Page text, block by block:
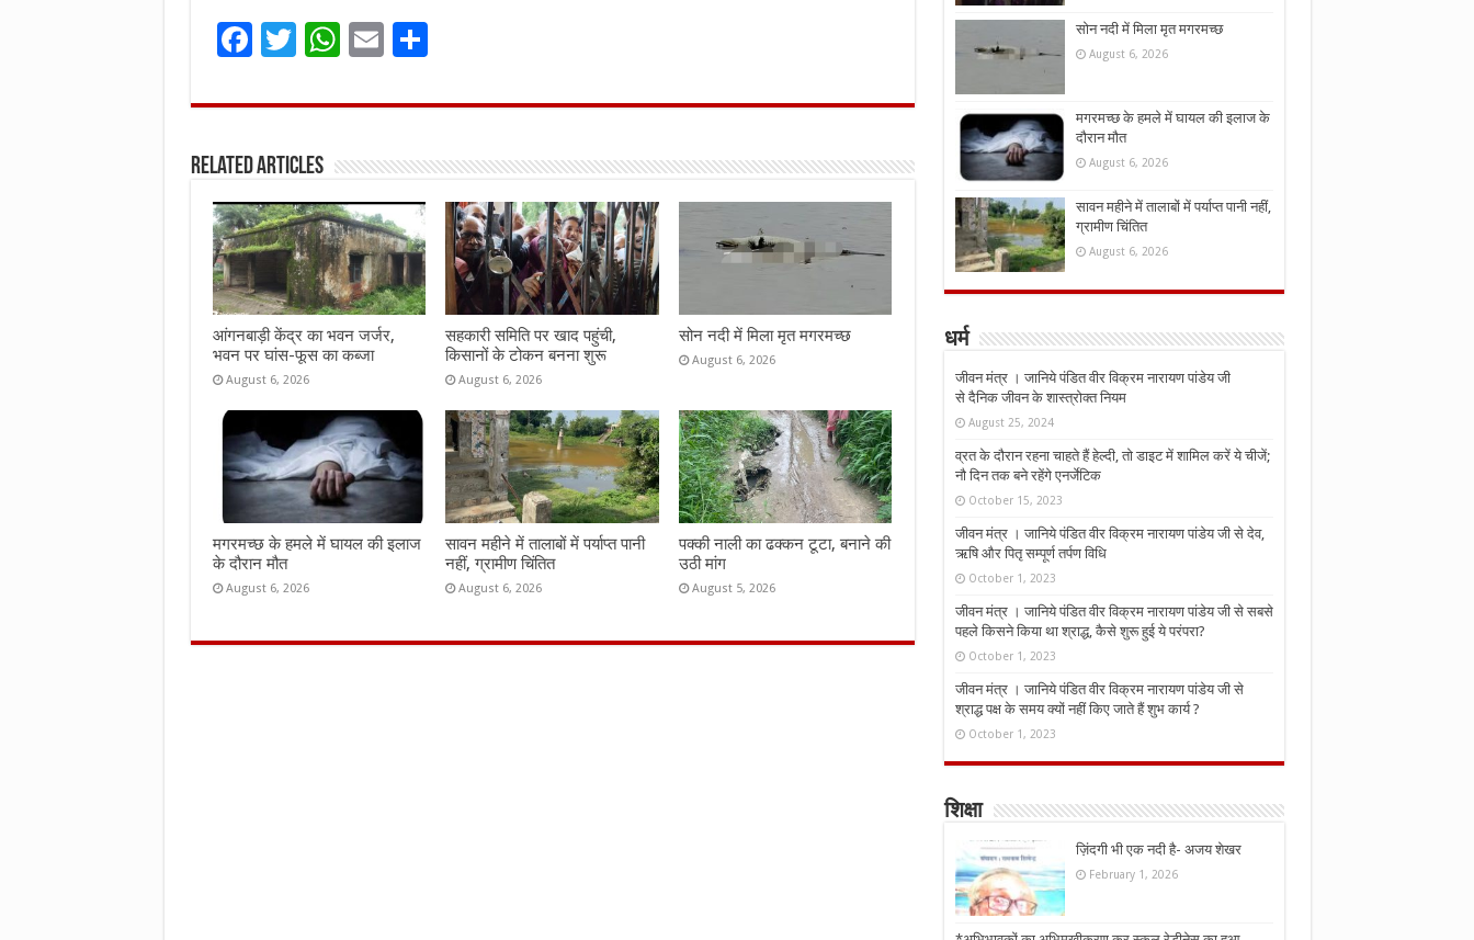
F
ce
o
o
k
T
it
r
W
at
A
p
p
E
ai
S
ar
Related Articles
आंगनबाड़ी केंद्र का भवन जर्जर,
भवन पर घांस-फूस का कब्जा
August 6, 2026
सहकारी समिति पर खाद पहुंची,
किसानों के टोकन बनना शुरू
August 6, 2026
सोन नदी में मिला मृत मगरमच्छ
August 6, 2026
मगरमच्छ के हमले में घायल की इलाज
के दौरान मौत
August 6, 2026
सावन महीने में तालाबों में पर्याप्त पानी
नहीं, ग्रामीण चिंतित
August 6, 2026
पक्की नाली का ढक्कन टूटा, बनाने की
उठी मांग
August 5, 2026
सोन नदी में मिला मृत मगरमच्छ
August 6, 2026
मगरमच्छ के हमले में घायल की इलाज के
दौरान मौत
August 6, 2026
सावन महीने में तालाबों में पर्याप्त पानी नहीं,
ग्रामीण चिंतित
August 6, 2026
धर्म
जीवन मंत्र । जानिये पंडित वीर विक्रम नारायण पांडेय जी
से दैनिक जीवन के शास्त्रोक्त नियम
August 25, 2024
व्रत के दौरान रहना चाहते हैं हेल्दी, तो डाइट में शामिल करें ये चीजें;
नौ दिन तक बने रहेंगे एनर्जेटिक
October 15, 2023
जीवन मंत्र । जानिये पंडित वीर विक्रम नारायण पांडेय जी से देव,
ऋषि और पितृ सम्पूर्ण तर्पण विधि
October 1, 2023
जीवन मंत्र । जानिये पंडित वीर विक्रम नारायण पांडेय जी से सबसे
पहले किसने किया था श्राद्ध, कैसे शुरू हुई ये परंपरा?
October 1, 2023
जीवन मंत्र । जानिये पंडित वीर विक्रम नारायण पांडेय जी से
श्राद्ध पक्ष के समय क्यों नहीं किए जाते हैं शुभ कार्य ?
October 1, 2023
शिक्षा
ज़िंदगी भी एक नदी है- अजय शेखर
February 1, 2026